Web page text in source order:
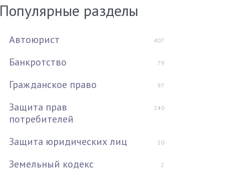
Популярные разделы
Автоюрист 407
Банкротство 79
Гражданское право 97
Защита прав
потребителей
240
Защита юридических лиц 10
Земельный кодекс 2